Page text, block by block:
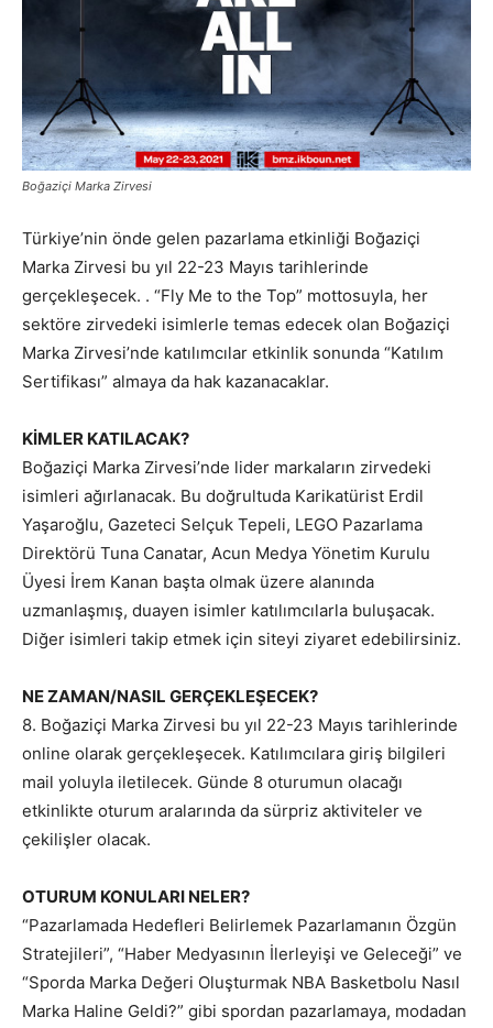
Boğaziçi Marka Zirvesi
Türkiye’nin önde gelen pazarlama etkinliği Boğaziçi
Marka Zirvesi bu yıl 22-23 Mayıs tarihlerinde
gerçekleşecek. . “Fly Me to the Top” mottosuyla, her
sektöre zirvedeki isimlerle temas edecek olan Boğaziçi
Marka Zirvesi’nde katılımcılar etkinlik sonunda “Katılım
Sertifikası” almaya da hak kazanacaklar.
KİMLER KATILACAK?
Boğaziçi Marka Zirvesi’nde lider markaların zirvedeki
isimleri ağırlanacak. Bu doğrultuda Karikatürist Erdil
Yaşaroğlu, Gazeteci Selçuk Tepeli, LEGO Pazarlama
Direktörü Tuna Canatar, Acun Medya Yönetim Kurulu
Üyesi İrem Kanan başta olmak üzere alanında
uzmanlaşmış, duayen isimler katılımcılarla buluşacak.
Diğer isimleri takip etmek için siteyi ziyaret edebilirsiniz.
NE ZAMAN/NASIL GERÇEKLEŞECEK?
8. Boğaziçi Marka Zirvesi bu yıl 22-23 Mayıs tarihlerinde
online olarak gerçekleşecek. Katılımcılara giriş bilgileri
mail yoluyla iletilecek. Günde 8 oturumun olacağı
etkinlikte oturum aralarında da sürpriz aktiviteler ve
çekilişler olacak.
OTURUM KONULARI NELER?
“Pazarlamada Hedefleri Belirlemek Pazarlamanın Özgün
Stratejileri”, “Haber Medyasının İlerleyişi ve Geleceği” ve
“Sporda Marka Değeri Oluşturmak NBA Basketbolu Nasıl
Marka Haline Geldi?” gibi spordan pazarlamaya, modadan